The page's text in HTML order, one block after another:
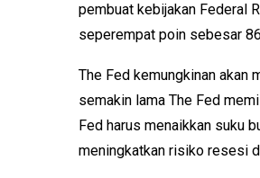
pembuat kebijakan Federal
seperempat poin sebesar
The Fed kemungkinan akan
semakin lama The Fed
Fed harus menaikkan suku
meningkatkan risiko resesi